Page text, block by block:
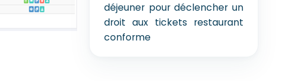
déjeuner pour déclencher un
droit aux tickets restaurant
conforme